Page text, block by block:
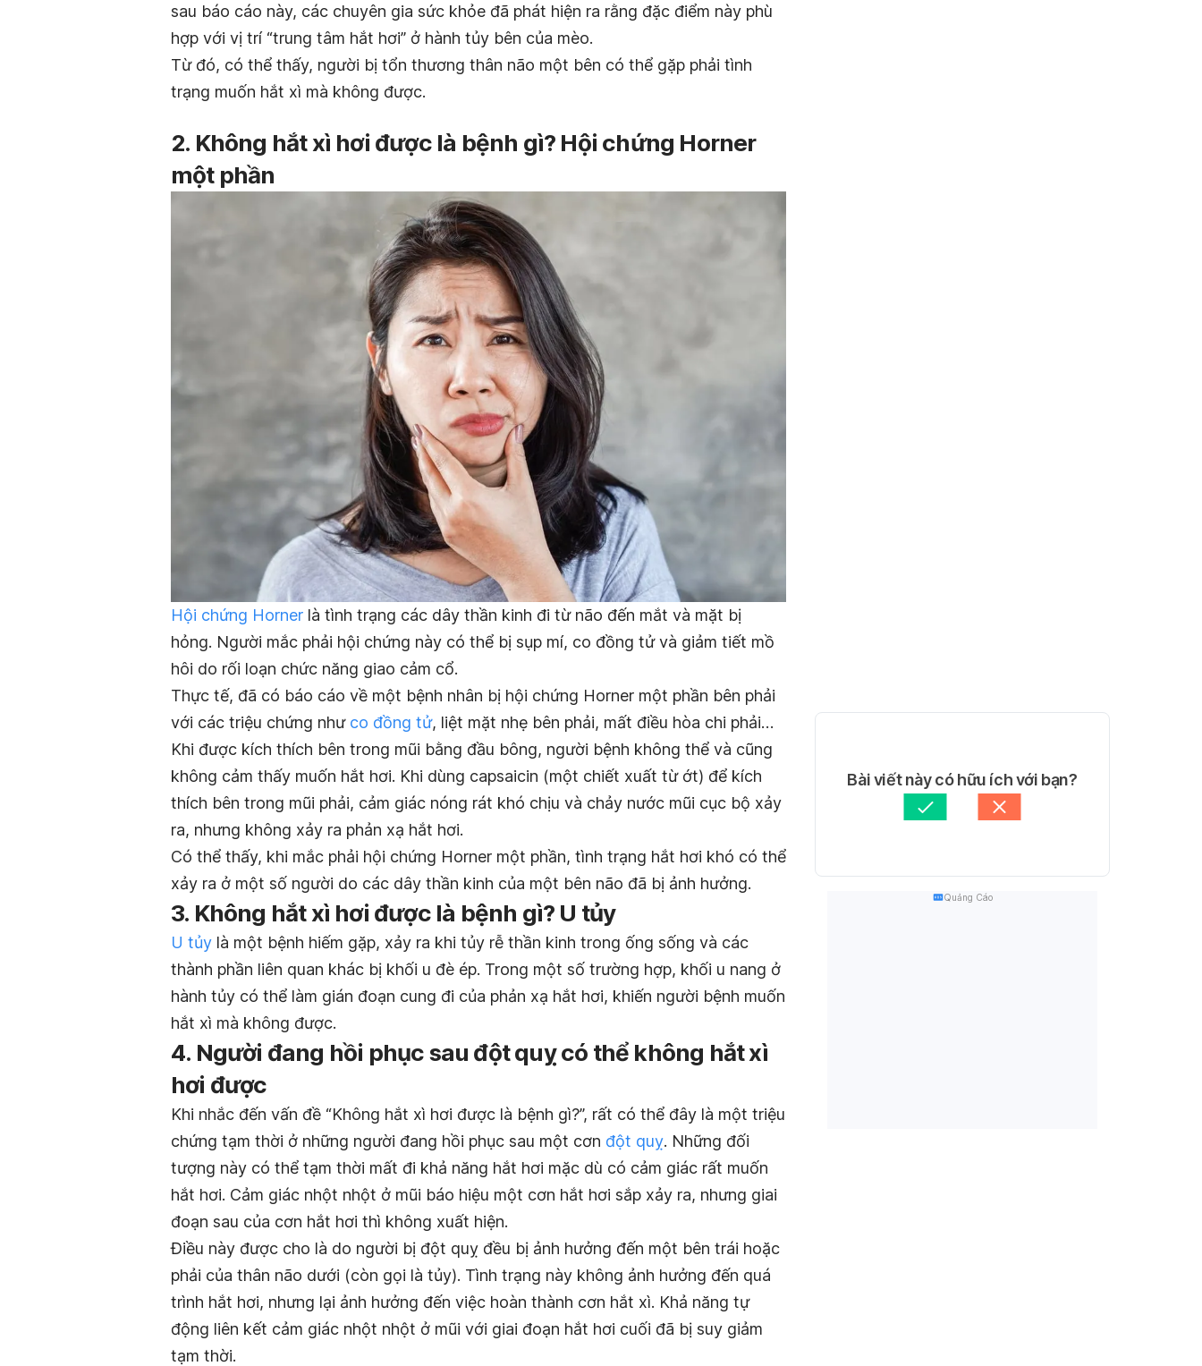
sau báo cáo này, các chuyên gia sức khỏe đã phát hiện ra rằng đặc điểm này phù
hợp với vị trí “trung tâm hắt hơi” ở hành tủy bên của mèo.
Từ đó, có thể thấy, người bị tổn thương thân não một bên có thể gặp phải tình
trạng muốn hắt xì mà không được.
2. Không hắt xì hơi được là bệnh gì? Hội chứng Horner
một phần
Hội chứng Horner là tình trạng các dây thần kinh đi từ não đến mắt và mặt bị
hỏng. Người mắc phải hội chứng này có thể bị sụp mí, co đồng tử và giảm tiết mồ
hôi do rối loạn chức năng giao cảm cổ.
Thực tế, đã có báo cáo về một bệnh nhân bị hội chứng Horner một phần bên phải
với các triệu chứng như co đồng tử, liệt mặt nhẹ bên phải, mất điều hòa chi phải…
Khi được kích thích bên trong mũi bằng đầu bông, người bệnh không thể và cũng
không cảm thấy muốn hắt hơi. Khi dùng capsaicin (một chiết xuất từ ớt) để kích
thích bên trong mũi phải, cảm giác nóng rát khó chịu và chảy nước mũi cục bộ xảy
ra, nhưng không xảy ra phản xạ hắt hơi.
Có thể thấy, khi mắc phải hội chứng Horner một phần, tình trạng hắt hơi khó có thể
xảy ra ở một số người do các dây thần kinh của một bên não đã bị ảnh hưởng.
3. Không hắt xì hơi được là bệnh gì? U tủy
U tủy là một bệnh hiếm gặp, xảy ra khi tủy rễ thần kinh trong ống sống và các
thành phần liên quan khác bị khối u đè ép. Trong một số trường hợp, khối u nang ở
hành tủy có thể làm gián đoạn cung đi của phản xạ hắt hơi, khiến người bệnh muốn
hắt xì mà không được.
4. Người đang hồi phục sau đột quỵ có thể không hắt xì
hơi được
Khi nhắc đến vấn đề “Không hắt xì hơi được là bệnh gì?”, rất có thể đây là một triệu
chứng tạm thời ở những người đang hồi phục sau một cơn đột quỵ. Những đối
tượng này có thể tạm thời mất đi khả năng hắt hơi mặc dù có cảm giác rất muốn
hắt hơi. Cảm giác nhột nhột ở mũi báo hiệu một cơn hắt hơi sắp xảy ra, nhưng giai
đoạn sau của cơn hắt hơi thì không xuất hiện.
Điều này được cho là do người bị đột quỵ đều bị ảnh hưởng đến một bên trái hoặc
phải của thân não dưới (còn gọi là tủy). Tình trạng này không ảnh hưởng đến quá
trình hắt hơi, nhưng lại ảnh hưởng đến việc hoàn thành cơn hắt xì. Khả năng tự
động liên kết cảm giác nhột nhột ở mũi với giai đoạn hắt hơi cuối đã bị suy giảm
tạm thời.
Bài viết này có hữu ích với bạn?
Quảng Cáo